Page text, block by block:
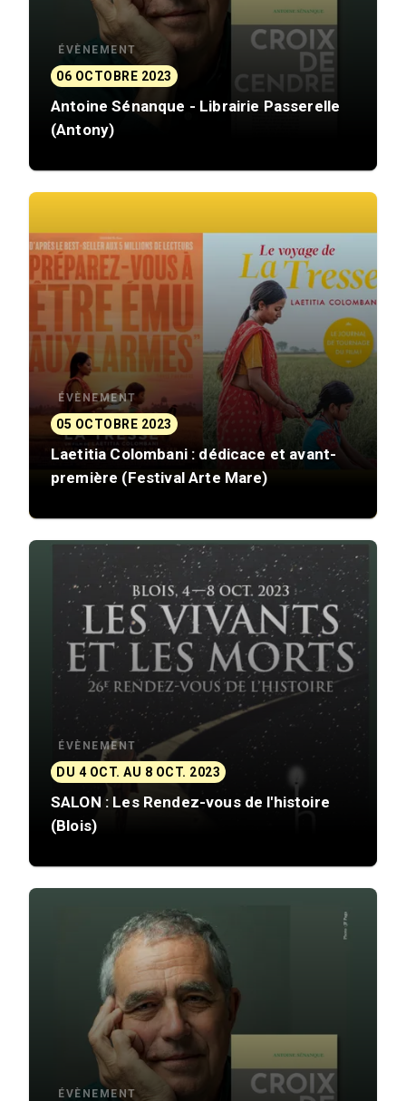
ÉVÈNEMENT
06 OCTOBRE 2023
Antoine Sénanque - Librairie Passerelle
(Antony)
ÉVÈNEMENT
05 OCTOBRE 2023
Laetitia Colombani : dédicace et avant-
première (Festival Arte Mare)
ÉVÈNEMENT
DU 4 OCT. AU 8 OCT. 2023
SALON : Les Rendez-vous de l'histoire
(Blois)
ÉVÈNEMENT